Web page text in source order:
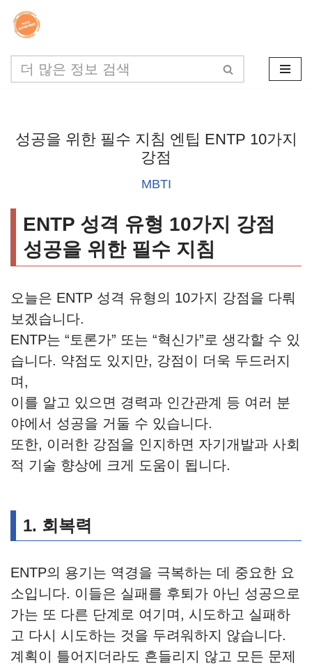
콘
텐
츠
너
성공을 위한 필수 지침 엔팁 ENTP 10가지
강점
MBTI
ENTP 성격 유형 10가지 강점
성공을 위한 필수 지침
오늘은 ENTP 성격 유형의 10가지 강점을 다뤄
보겠습니다.
ENTP는 “토론가” 또는 “혁신가”로 생각할 수 있
습니다. 약점도 있지만, 강점이 더욱 두드러지
며,
이를 알고 있으면 경력과 인간관계 등 여러 분
야에서 성공을 거둘 수 있습니다.
또한, 이러한 강점을 인지하면 자기개발과 사회
적 기술 향상에 크게 도움이 됩니다.
1. 회복력
ENTP의 용기는 역경을 극복하는 데 중요한 요
소입니다. 이들은 실패를 후퇴가 아닌 성공으로
가는 또 다른 단계로 여기며, 시도하고 실패하
고 다시 시도하는 것을 두려워하지 않습니다.
계획이 틀어지더라도 흔들리지 않고 모든 문제